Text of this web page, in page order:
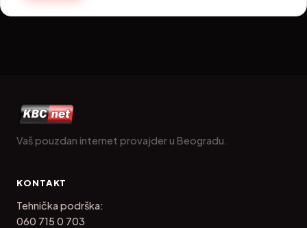
Vaš pouzdan internet provajder u Beogradu.
KONTAKT
Tehnička podrška:
060 715 0 703